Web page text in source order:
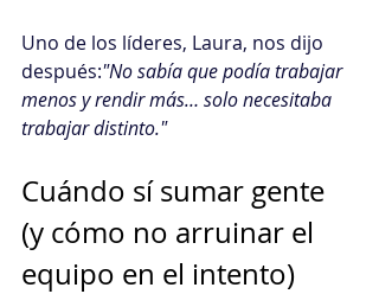
Uno de los líderes, Laura, nos dijo
después:"No sabía que podía trabajar
menos y rendir más… solo necesitaba
trabajar distinto."
Cuándo sí sumar gente
(y cómo no arruinar el
equipo en el intento)